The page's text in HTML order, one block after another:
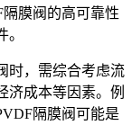
膜阀的高可靠性
时，需综合考虑流
济成本等因素。例
隔膜阀可能是